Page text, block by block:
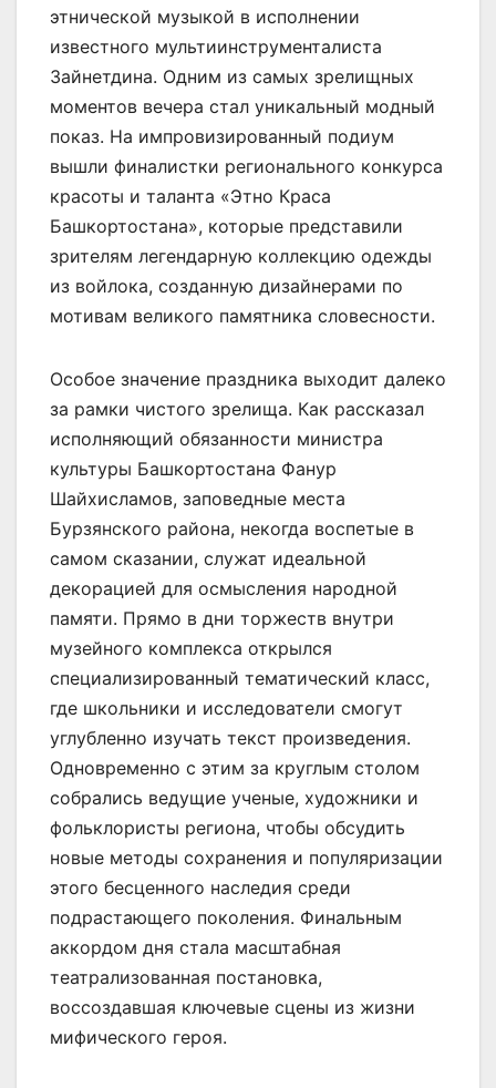
этнической музыкой в исполнении
известного мультиинструменталиста
Зайнетдина. Одним из самых зрелищных
моментов вечера стал уникальный модный
показ. На импровизированный подиум
вышли финалистки регионального конкурса
красоты и таланта «Этно Краса
Башкортостана», которые представили
зрителям легендарную коллекцию одежды
из войлока, созданную дизайнерами по
мотивам великого памятника словесности.
Особое значение праздника выходит далеко
за рамки чистого зрелища. Как рассказал
исполняющий обязанности министра
культуры Башкортостана Фанур
Шайхисламов, заповедные места
Бурзянского района, некогда воспетые в
самом сказании, служат идеальной
декорацией для осмысления народной
памяти. Прямо в дни торжеств внутри
музейного комплекса открылся
специализированный тематический класс,
где школьники и исследователи смогут
углубленно изучать текст произведения.
Одновременно с этим за круглым столом
собрались ведущие ученые, художники и
фольклористы региона, чтобы обсудить
новые методы сохранения и популяризации
этого бесценного наследия среди
подрастающего поколения. Финальным
аккордом дня стала масштабная
театрализованная постановка,
воссоздавшая ключевые сцены из жизни
мифического героя.